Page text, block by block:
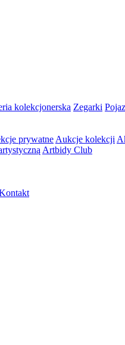
kolekcjonerska Zegarki
prywatne Aukcje kolekcji
Artbidy Club